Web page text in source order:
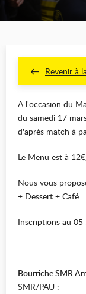
Revenir à
A l'occasion du
du samedi 17
d'après match à
Le Menu est à
Nous vous
+ Dessert + Café
Inscriptions au
Bourriche SMR
SMR/PAU :